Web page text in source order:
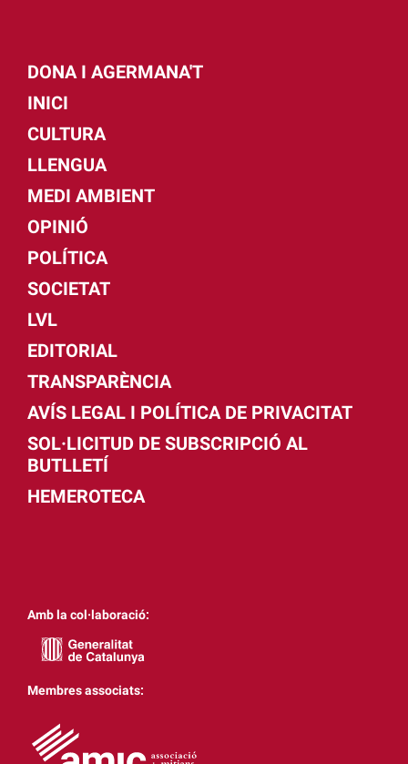
DONA I AGERMANA'T
INICI
CULTURA
LLENGUA
MEDI AMBIENT
OPINIÓ
POLÍTICA
SOCIETAT
LVL
EDITORIAL
TRANSPARÈNCIA
AVÍS LEGAL I POLÍTICA DE PRIVACITAT
SOL·LICITUD DE SUBSCRIPCIÓ AL
BUTLLETÍ
HEMEROTECA
Amb la col·laboració:
Membres associats: